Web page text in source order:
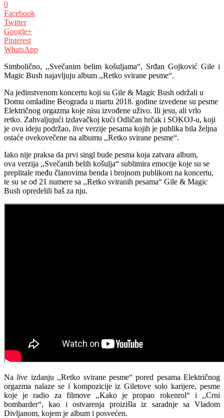
0
Facebook
Twitter
Google+
Pinterest
WhatsApp
Simbolično, ,,Svečanim belim košuljama“, Srđan Gojković Gile i
Magic Bush najavljuju album ,,Retko svirane pesme“.
Na jedinstvenom koncertu koji su Gile & Magic Bush održali u
Domu omladine Beograda u martu 2018. godine izvedene su pesme
Električnog orgazma koje nisu izvođene uživo. Ili jesu, ali vrlo
retko. Zahvaljujući izdavačkoj kući Odličan hrčak i SOKOJ-u, koji
je ovu ideju podržao, live verzije pesama kojih je publika bila željna
ostaće ovekovečene na albumu ,,Retko svirane pesme“.
Iako nije praksa da prvi singl bude pesma koja zatvara album,
ova verzija ,,Svečanih belih košulja“ sublimira emocije koje su se
preplitale među članovima benda i brojnom publikom na koncertu,
te su se od 21 numere sa ,,Retko sviranih pesama“ Gile & Magic
Bush opredelili baš za nju.
Na live izdanju ,,Retko svirane pesme“ pored pesama Električnog
orgazma nalaze se i kompozicije iz Giletove solo karijere, pesme
koje je radio za filmove ,,Kako je propao rokenrol“ i ,,Crni
bombarder“, kao i ostvarenja proizišla iz saradnje sa Vladom
Divljanom, kojem je album i posvećen.